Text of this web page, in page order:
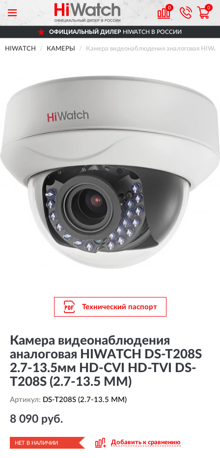
0 0
ОФИЦИАЛЬНЫЙ ДИЛЕРHIWATCH В РОССИИ
HIWATCH КАМЕРЫ Камера видеонаблюдения аналоговая
Технический паспорт
Камера видеонаблюдения
аналоговая HIWATCH DS-T208S
2.7-13.5мм HD-CVI HD-TVI DS-
T208S (2.7-13.5 MM)
Артикул: DS-T208S (2.7-13.5 MM)
8 090 руб.
НЕТ В НАЛИЧИИ Добавить к сравнению